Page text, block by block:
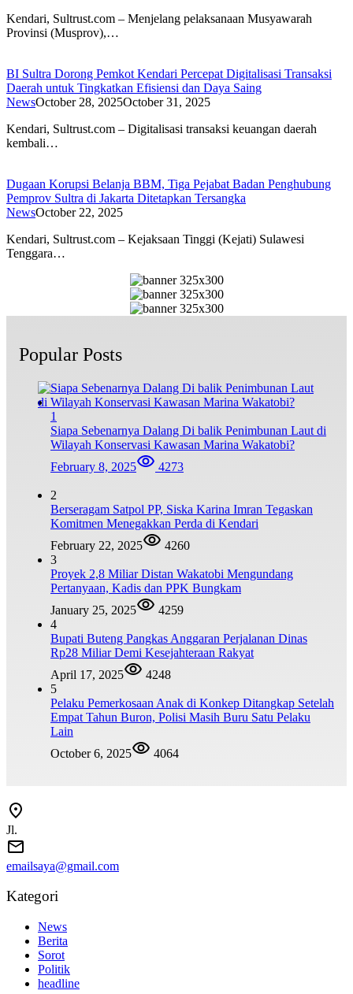
Kendari, Sultrust.com – Menjelang pelaksanaan Musyawarah
Provinsi (Musprov),…
BI Sultra Dorong Pemkot Kendari Percepat Digitalisasi Transaksi
Daerah untuk Tingkatkan Efisiensi dan Daya Saing
NewsOctober 28, 2025October 31, 2025
Kendari, Sultrust.com – Digitalisasi transaksi keuangan daerah
kembali…
Dugaan Korupsi Belanja BBM, Tiga Pejabat Badan Penghubung
Pemprov Sultra di Jakarta Ditetapkan Tersangka
NewsOctober 22, 2025
Kendari, Sultrust.com – Kejaksaan Tinggi (Kejati) Sulawesi
Tenggara…
Popular Posts
1
Siapa Sebenarnya Dalang Di balik Penimbunan Laut di
Wilayah Konservasi Kawasan Marina Wakatobi?
February 8, 2025
4273
2
Berseragam Satpol PP, Siska Karina Imran Tegaskan
Komitmen Menegakkan Perda di Kendari
February 22, 2025
4260
3
Proyek 2,8 Miliar Distan Wakatobi Mengundang
Pertanyaan, Kadis dan PPK Bungkam
January 25, 2025
4259
4
Bupati Buteng Pangkas Anggaran Perjalanan Dinas
Rp28 Miliar Demi Kesejahteraan Rakyat
April 17, 2025
4248
5
Pelaku Pemerkosaan Anak di Konkep Ditangkap Setelah
Empat Tahun Buron, Polisi Masih Buru Satu Pelaku
Lain
October 6, 2025
4064
Jl.
emailsaya@gmail.com
Kategori
News
Berita
Sorot
Politik
headline